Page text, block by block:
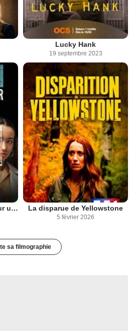
Lucky Hank
19 septembre 2023
Grace et Isla: La mort pour un garçon La disparue de Yellowstone
5 février 2026
sa filmographie